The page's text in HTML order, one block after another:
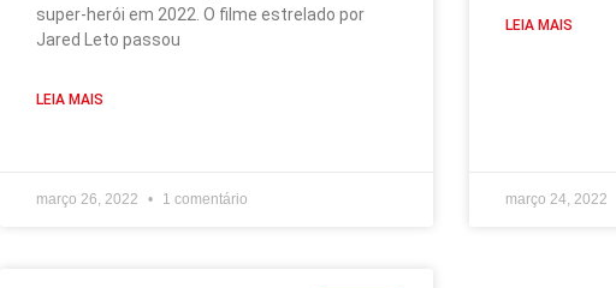
super-herói em 2022. O filme estrelado por
Jared Leto passou
LEIA MAIS
março 26, 2022 1 comentário
LEIA MAIS
março 24, 2022